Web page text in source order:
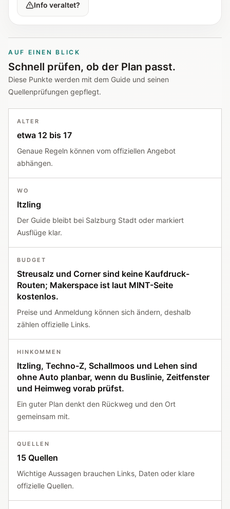
Info veraltet?
AUF EINEN BLICK
Schnell prüfen, ob der Plan passt.
Diese Punkte werden mit dem Guide und seinen
Quellenprüfungen gepflegt.
ALTER
etwa 12 bis 17
Genaue Regeln können vom offiziellen Angebot
abhängen.
WO
Itzling
Der Guide bleibt bei Salzburg Stadt oder markiert
Ausflüge klar.
BUDGET
Streusalz und Corner sind keine Kaufdruck-
Routen; Makerspace ist laut MINT-Seite
kostenlos.
Preise und Anmeldung können sich ändern, deshalb
zählen offizielle Links.
HINKOMMEN
Itzling, Techno-Z, Schallmoos und Lehen sind
ohne Auto planbar, wenn du Buslinie, Zeitfenster
und Heimweg vorab prüfst.
Ein guter Plan denkt den Rückweg und den Ort
gemeinsam mit.
QUELLEN
15 Quellen
Wichtige Aussagen brauchen Links, Daten oder klare
offizielle Quellen.